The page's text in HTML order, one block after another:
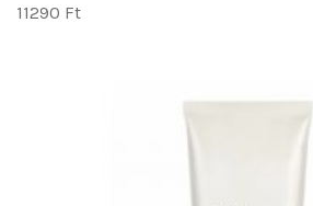
11290 Ft